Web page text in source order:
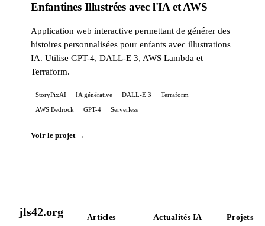
Enfantines Illustrées avec l'IA et AWS
Application web interactive permettant de générer des
histoires personnalisées pour enfants avec illustrations
IA. Utilise GPT-4, DALL-E 3, AWS Lambda et
Terraform.
StoryPixAI IA générative DALL-E 3 Terraform
AWS Bedrock GPT-4 Serverless
Voir le projet →
jls42.org Articles Actualités IA Projets